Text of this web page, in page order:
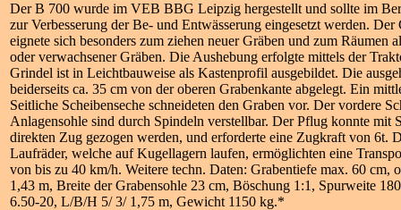
Der B 700 wurde im VEB BBG Leipzig hergestellt und sollte im
zur Verbesserung der Be- und Entwässerung eingesetzt werden.
eignete sich besonders zum ziehen neuer Gräben und zum Räumen
oder verwachsener Gräben. Die Aushebung erfolgte mittels der
Grindel ist in Leichtbauweise als Kastenprofil ausgebildet. Die
beiderseits ca. 35 cm von der oberen Grabenkante abgelegt. Ein
Seitliche Scheibenseche schneideten den Graben vor. Der vordere
Anlagensohle sind durch Spindeln verstellbar. Der Pflug konnte mit
direkten Zug gezogen werden, und erforderte eine Zugkraft von 6t.
Laufräder, welche auf Kugellagern laufen, ermöglichten eine
von bis zu 40 km/h. Weitere techn. Daten: Grabentiefe max. 60 cm,
1,43 m, Breite der Grabensohle 23 cm, Böschung 1:1, Spurweite
6.50-20, L/B/H 5/ 3/ 1,75 m, Gewicht 1150 kg.*